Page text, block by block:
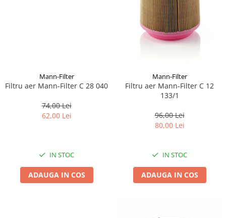
Mann-Filter
Filtru aer Mann-Filter C 28 040
74,00 Lei
62,00 Lei
IN STOC
ADAUGA IN COS
Mann-Filter
Filtru aer Mann-Filter C 12
133/1
96,00 Lei
80,00 Lei
IN STOC
ADAUGA IN COS